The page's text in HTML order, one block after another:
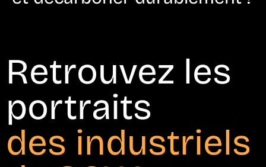
Retrouvez les
portraits
des industriels